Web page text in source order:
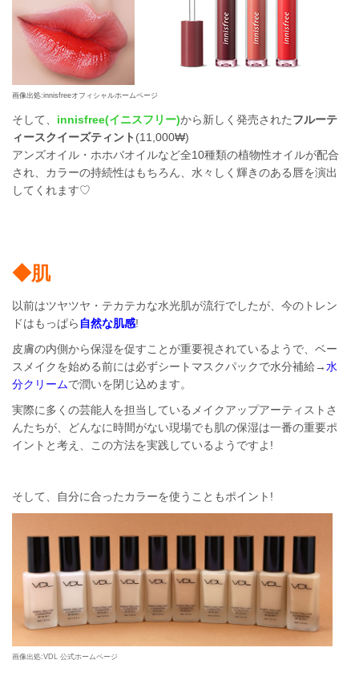
画像出処:innisfreeオフィシャルホームページ
そして、 innisfree(イニスフリー)から新しく発売されたフルーテ
ィースクイーズティント (11,000₩)
アンズオイル・ホホバオイルなど全10種類の植物性オイルが配合
され、カラーの持続性はもちろん、水々しく輝きのある唇を演出
してくれます♡
◆肌
以前はツヤツヤ・テカテカな水光肌が流行でしたが、今のトレン
ドはもっぱら 自然な肌感!
皮膚の内側から保湿を促すことが重要視されているようで、ベー
スメイクを始める前には必ずシートマスクパックで水分補給→水
分クリームで潤いを閉じ込めます。
実際に多くの芸能人を担当しているメイクアップアーティストさ
んたちが、どんなに時間がない現場でも肌の保湿は一番の重要ポ
イントと考え、この方法を実践しているようですよ!
そして、自分に合ったカラーを使うこともポイント!
画像出処:VDL 公式ホームページ